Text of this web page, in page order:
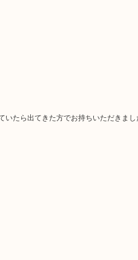
たら出てきた方でお持ちいただきまし